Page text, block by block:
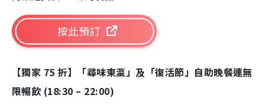
按此預訂
【獨家 75 折】「尋味東瀛」及「復活節」自助晚餐連無
限暢飲 (18:30 – 22:00)